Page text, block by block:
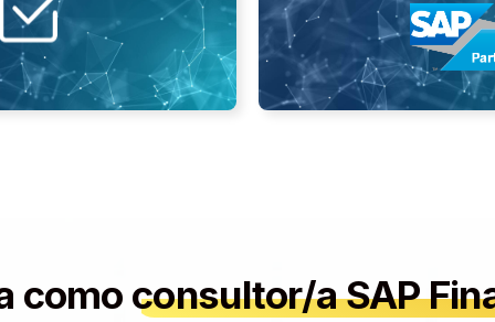
100%
como consultor/a SAP